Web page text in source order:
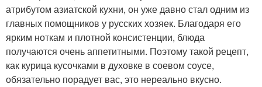
атрибутом азиатской кухни, он уже давно стал одним из
главных помощников у русских хозяек. Благодаря его
ярким ноткам и плотной консистенции, блюда
получаются очень аппетитными. Поэтому такой рецепт,
как курица кусочками в духовке в соевом соусе,
обязательно порадует вас, это нереально вкусно.